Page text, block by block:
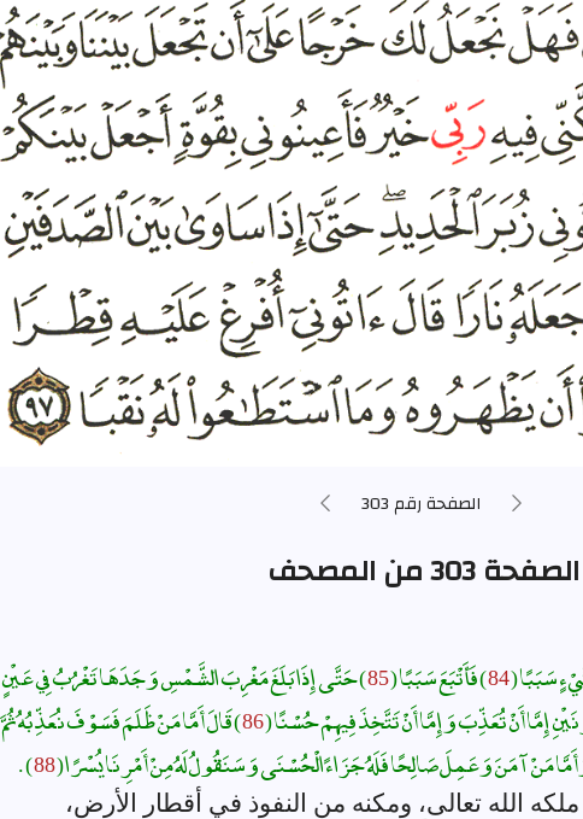
الصفحة رقم 303
المصحف
سَبَبًا ( ) فَأَتْبَعَ سَبَبًا ( ) حَتَّى إِذَا بَلَغَ مَغْرِبَ الشَّمْسِ وَجَدَهَا تَغْرُبُ فِي عَيْنٍ
إِمَّا أَنْ تُعَذِّبَ وَإِمَّا أَنْ تَتَّخِذَ فِيهِمْ حُسْنًا ( ) قَالَ أَمَّا مَنْ ظَلَمَ فَسَوْفَ نُعَذِّبُهُ ثُمَّ
مَنْ آمَنَ وَعَمِلَ صَالِحًا فَلَهُ جَزَاءً الْحُسْنَى وَسَنَقُولُ لَهُ مِنْ أَمْرِنَا يُسْرًا ( ) .
الله تعالى، ومكنه من النفوذ في أقطار الأرض،